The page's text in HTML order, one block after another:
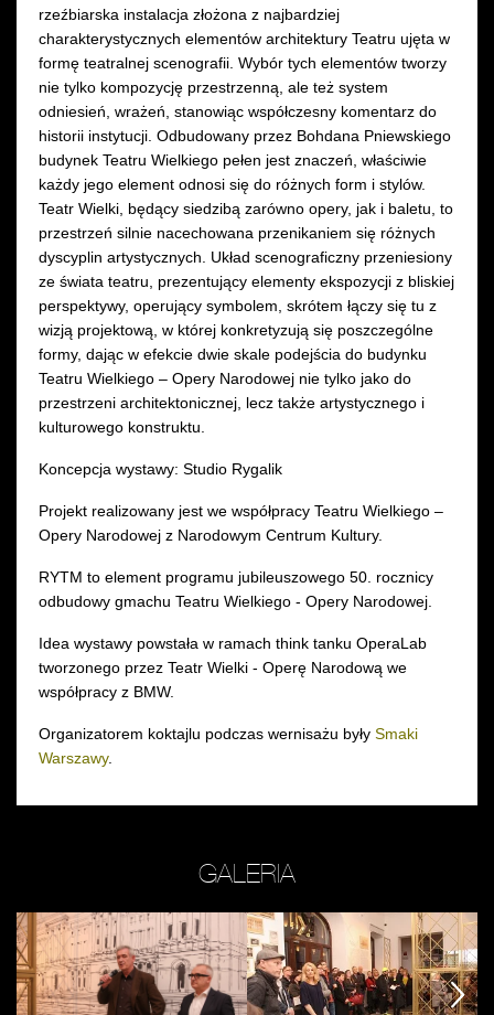
rzeźbiarska instalacja złożona z najbardziej
charakterystycznych elementów architektury Teatru ujęta w
formę teatralnej scenografii. Wybór tych elementów tworzy
nie tylko kompozycję przestrzenną, ale też system
odniesień, wrażeń, stanowiąc współczesny komentarz do
historii instytucji. Odbudowany przez Bohdana Pniewskiego
budynek Teatru Wielkiego pełen jest znaczeń, właściwie
każdy jego element odnosi się do różnych form i stylów.
Teatr Wielki, będący siedzibą zarówno opery, jak i baletu, to
przestrzeń silnie nacechowana przenikaniem się różnych
dyscyplin artystycznych. Układ scenograficzny przeniesiony
ze świata teatru, prezentujący elementy ekspozycji z bliskiej
perspektywy, operujący symbolem, skrótem łączy się tu z
wizją projektową, w której konkretyzują się poszczególne
formy, dając w efekcie dwie skale podejścia do budynku
Teatru Wielkiego – Opery Narodowej nie tylko jako do
przestrzeni architektonicznej, lecz także artystycznego i
kulturowego konstruktu.
Koncepcja wystawy: Studio Rygalik
Projekt realizowany jest we współpracy Teatru Wielkiego –
Opery Narodowej z Narodowym Centrum Kultury.
RYTM to element programu jubileuszowego 50. rocznicy
odbudowy gmachu Teatru Wielkiego - Opery Narodowej.
Idea wystawy powstała w ramach think tanku OperaLab
tworzonego przez Teatr Wielki - Operę Narodową we
współpracy z BMW.
Organizatorem koktajlu podczas wernisażu były Smaki
Warszawy.
GALERIA
następny
następny
Zobacz
zdjęcie:
na
zdj.
Zobacz
zdjęcie:
fot.
Jarosław
następny